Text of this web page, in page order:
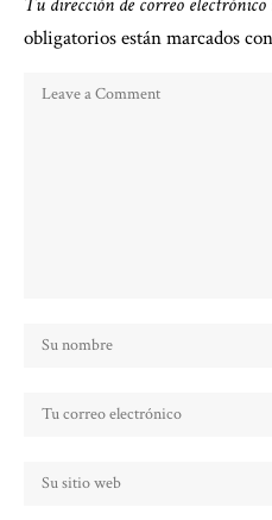
obligatorios están marcados con